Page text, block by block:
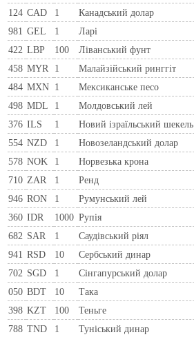
124 CAD 1 Канадський долар
981 GEL 1 Ларi
422 LBP 100 Ліванський фунт
458 MYR 1 Малайзійський ринггіт
484 MXN 1 Мексиканське песо
498 MDL 1 Молдовський лей
376 ILS 1 Новий ізраїльський шекель
554 NZD 1 Новозеландський долар
578 NOK 1 Норвезька крона
710 ZAR 1 Ренд
946 RON 1 Румунський лей
360 IDR 1000 Рупія
682 SAR 1 Саудівський ріял
941 RSD 10 Сербський динар
702 SGD 1 Сінгапурський долар
050 BDT 10 Така
398 KZT 100 Теньге
788 TND 1 Туніський динар